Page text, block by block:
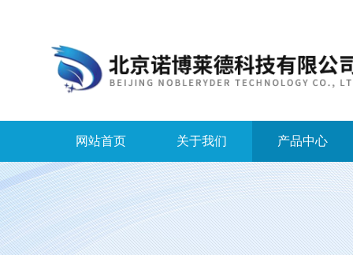
网站首页 关于我们 产品中心